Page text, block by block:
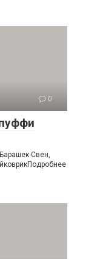
0
Свен,